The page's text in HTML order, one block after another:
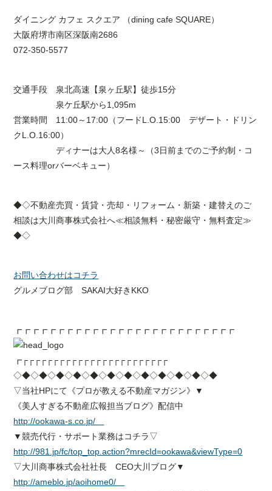
ダイニング カフェ スクエア （dining cafe SQUARE）
大阪府堺市南区深阪南2686
072-350-5577
交通手段 泉北高速【泉ヶ丘駅】徒歩15分
泉ケ丘駅から1,095m
営業時間 11:00～17:00（フードL.O.15:00 デザート・ドリン
クL.O.16:00）
ディナーは大人8名様～（3日前までのご予約制・コ
ース料理orバーベキュー）
◆◇不動産売買・賃貸・売却・リフォーム・新築・建替えのご
相談は大川商事株式会社へ≪相談無料・秘密厳守・無料査定≫
◆◇
お問い合わせはコチラ
グルメブログ部 SAKAI大好きKKO
┏┏┏┏┏┏┏┏┏┏┏┏┏┏┏┏┏┏┏┏┏┏┏┏┏┏
┏┌┌┌┌┌┌┌┌┌┌┌┌┌┌┌┌┌┌┌┌┌┌┌┌
◇◆◇◆◇◆◇◆◇◆◇◆◇◆◇◆◇◆◇◆◇◆◇◆
▽当社HPにて《プロが教える不動産マガジン》▼
《美人すぎる不動産広報担当ブログ》配信中
http://ookawa-s.co.jp/
▼競売代行・サポート業務はコチラ▽
http://981.jp/fc/top_top.action?mrecId=ookawa&viewType=0
▽大川商事株式会社社長 CEO大川ブログ▼
http://ameblo.jp/aoihome0/